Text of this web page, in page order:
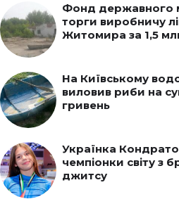
Фонд державного
торги виробничу
Житомира за 1,5
На Київському
виловив риби на
гривень
Українка
чемпіонки світу з
джитсу